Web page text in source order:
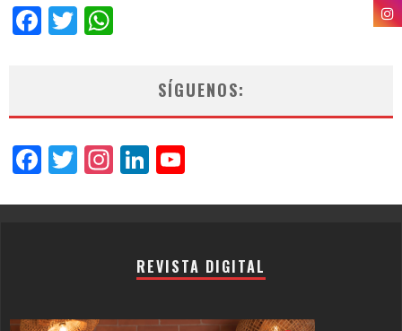
Facebook
Twitter
SÍGUENOS:
Facebook
Twitter
Instagram
LinkedIn
REVISTA DIGITAL